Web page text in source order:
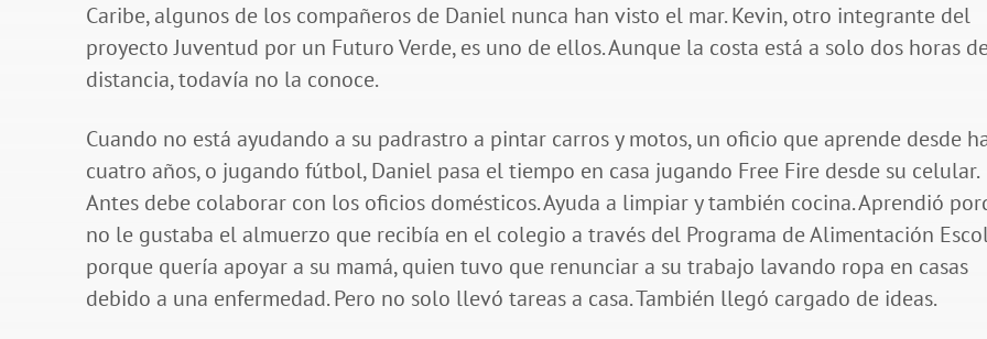
Caribe, algunos de los compañeros de Daniel nunca han visto el mar. Kevin, otro integrante del
proyecto Juventud por un Futuro Verde, es uno de ellos. Aunque la costa está a solo dos horas
distancia, todavía no la conoce.
Cuando no está ayudando a su padrastro a pintar carros y motos, un oficio que aprende desde
cuatro años, o jugando fútbol, Daniel pasa el tiempo en casa jugando Free Fire desde su celular.
Antes debe colaborar con los oficios domésticos. Ayuda a limpiar y también cocina. Aprendió
no le gustaba el almuerzo que recibía en el colegio a través del Programa de Alimentación
porque quería apoyar a su mamá, quien tuvo que renunciar a su trabajo lavando ropa en casas
debido a una enfermedad. Pero no solo llevó tareas a casa. También llegó cargado de ideas.